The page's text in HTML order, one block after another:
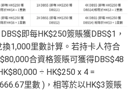
即每HK$250簽賬獲DBS$1，
1,000里數計算。若持卡人符合
合資格簽賬可獲得DBS$48
÷ HK$250 x 4 =
里數 )，相等於以HK$3簽賬